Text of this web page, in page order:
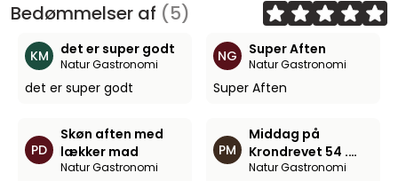
Bedømmelser af (5)
KM det er super godt
Natur Gastronomi
det er super godt
NG Super Aften
Natur Gastronomi
Super Aften
PD
Skøn aften med
lækker mad
Natur Gastronomi
PM
Middag på
Krondrevet 54 .
d.7.12.25
Natur Gastronomi